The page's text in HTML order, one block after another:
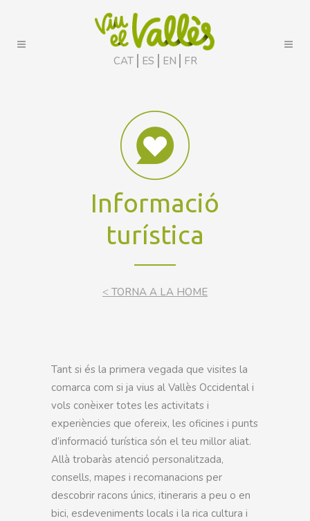
CAT ES EN FR
Informació
turística
< TORNA A LA HOME
Tant si és la primera vegada que visites la
comarca com si ja vius al Vallès Occidental i
vols conèixer totes les activitats i
experiències que ofereix, les oficines i punts
d’informació turística són el teu millor aliat.
Allà trobaràs atenció personalitzada,
consells, mapes i recomanacions per
descobrir racons únics, itineraris a peu o en
bici, esdeveniments locals i la rica cultura i